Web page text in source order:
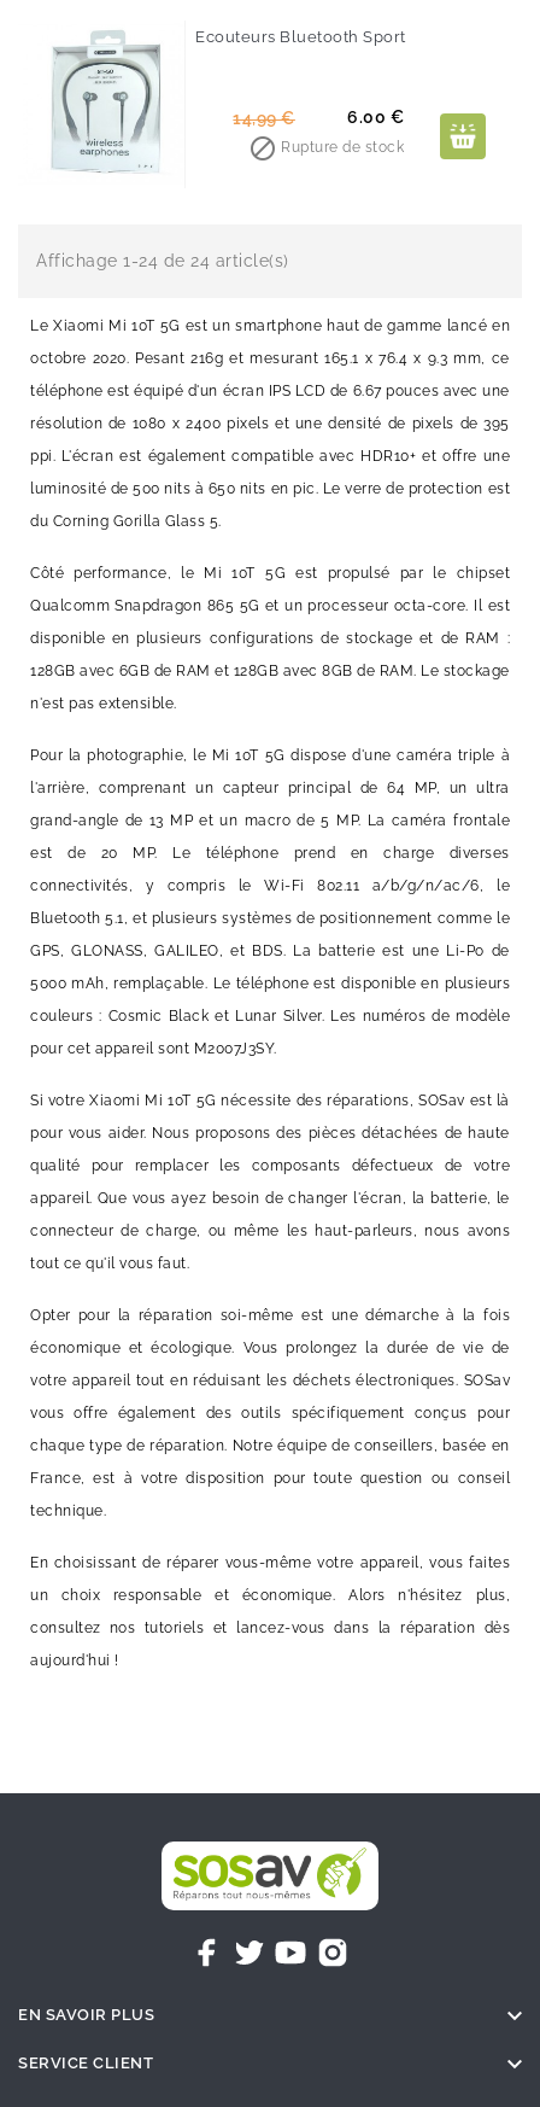
Ecouteurs Bluetooth Sport
Prix
de
14,99 €Prix 6.00 €
 Rupture de stock
Affichage 1-24 de 24 article(s)
Le Xiaomi Mi 10T 5G est un smartphone haut de gamme lancé en
octobre 2020. Pesant 216g et mesurant 165.1 x 76.4 x 9.3 mm, ce
téléphone est équipé d'un écran IPS LCD de 6.67 pouces avec une
résolution de 1080 x 2400 pixels et une densité de pixels de 395
ppi. L'écran est également compatible avec HDR10+ et offre une
luminosité de 500 nits à 650 nits en pic. Le verre de protection est
du Corning Gorilla Glass 5.
Côté performance, le Mi 10T 5G est propulsé par le chipset
Qualcomm Snapdragon 865 5G et un processeur octa-core. Il est
disponible en plusieurs configurations de stockage et de RAM :
128GB avec 6GB de RAM et 128GB avec 8GB de RAM. Le stockage
n'est pas extensible.
Pour la photographie, le Mi 10T 5G dispose d'une caméra triple à
l'arrière, comprenant un capteur principal de 64 MP, un ultra
grand-angle de 13 MP et un macro de 5 MP. La caméra frontale
est de 20 MP. Le téléphone prend en charge diverses
connectivités, y compris le Wi-Fi 802.11 a/b/g/n/ac/6, le
Bluetooth 5.1, et plusieurs systèmes de positionnement comme le
GPS, GLONASS, GALILEO, et BDS. La batterie est une Li-Po de
5000 mAh, remplaçable. Le téléphone est disponible en plusieurs
couleurs : Cosmic Black et Lunar Silver. Les numéros de modèle
pour cet appareil sont M2007J3SY.
Si votre Xiaomi Mi 10T 5G nécessite des réparations, SOSav est là
pour vous aider. Nous proposons des pièces détachées de haute
qualité pour remplacer les composants défectueux de votre
appareil. Que vous ayez besoin de changer l'écran, la batterie, le
connecteur de charge, ou même les haut-parleurs, nous avons
tout ce qu'il vous faut.
Opter pour la réparation soi-même est une démarche à la fois
économique et écologique. Vous prolongez la durée de vie de
votre appareil tout en réduisant les déchets électroniques. SOSav
vous offre également des outils spécifiquement conçus pour
chaque type de réparation. Notre équipe de conseillers, basée en
France, est à votre disposition pour toute question ou conseil
technique.
En choisissant de réparer vous-même votre appareil, vous faites
un choix responsable et économique. Alors n'hésitez plus,
consultez nos tutoriels et lancez-vous dans la réparation dès
aujourd'hui !
EN SAVOIR PLUS 
SERVICE CLIENT 